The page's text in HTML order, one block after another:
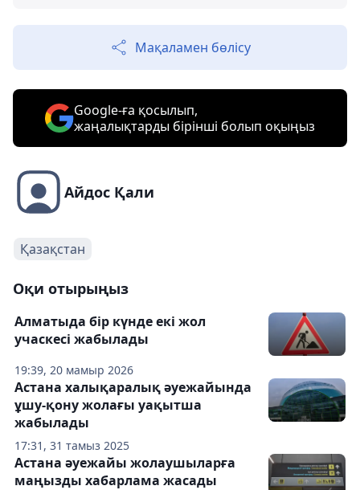
Мақаламен бөлісу
Google-ға қосылып,
жаңалықтарды бірінші болып оқыңыз
Айдос Қали
Қазақстан
Оқи отырыңыз
19:39, 20 мамыр 2026
Алматыда бір күнде екі жол
учаскесі жабылады
17:31, 31 тамыз 2025
Астана халықаралық әуежайында
ұшу-қону жолағы уақытша
жабылады
Астана әуежайы жолаушыларға
маңызды хабарлама жасады